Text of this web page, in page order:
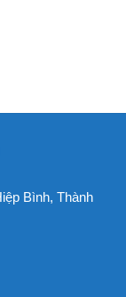
Bình, Thành